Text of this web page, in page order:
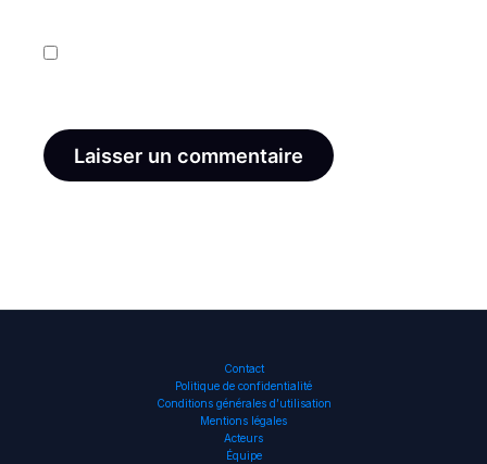
Contact
Politique de confidentialité
Conditions générales d’utilisation
Mentions légales
Acteurs
Équipe